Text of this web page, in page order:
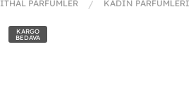
İTHAL PARFÜMLER KADIN PARFÜMLERİ
KARGO
BEDAVA